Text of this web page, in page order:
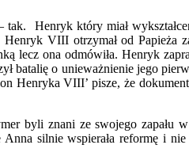
Henryk który miał
VIII otrzymał od Papieża
ona odmówiła. Henryk
batalię o unieważnienie jego
Henryka VIII’ pisze, że
byli znani ze swojego zapału
silnie wspierała reformę i